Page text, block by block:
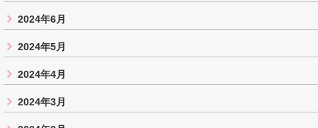
2024年6月
2024年5月
2024年4月
2024年3月